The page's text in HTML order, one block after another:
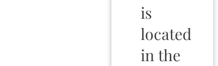
is
located
in the